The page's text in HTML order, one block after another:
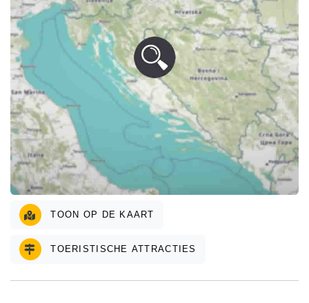
TOON OP DE KAART
TOERISTISCHE ATTRACTIES